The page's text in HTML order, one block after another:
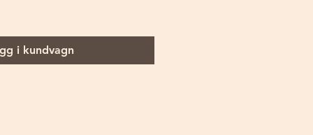
i kundvagn